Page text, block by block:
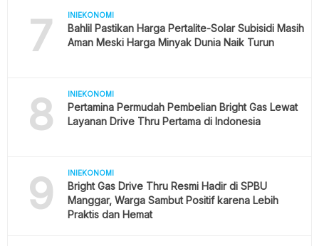
7 INIEKONOMI
Bahlil Pastikan Harga Pertalite-Solar Subisidi Masih
Aman Meski Harga Minyak Dunia Naik Turun
8 INIEKONOMI
Pertamina Permudah Pembelian Bright Gas Lewat
Layanan Drive Thru Pertama di Indonesia
9 INIEKONOMI
Bright Gas Drive Thru Resmi Hadir di SPBU
Manggar, Warga Sambut Positif karena Lebih
Praktis dan Hemat